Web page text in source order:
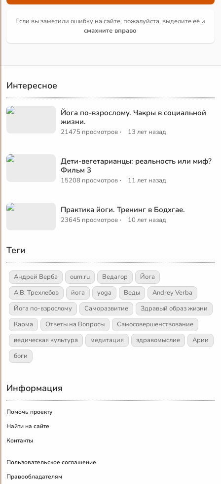
Если вы заметили ошибку на сайте, пожалуйста, выделите её и
смахните вправо
Интересное
Йога по-взрослому. Чакры в социальной
жизни.
21475 просмотров · 13 лет назад
Дети-вегетарианцы: реальность или миф?
Фильм 3
15208 просмотров · 11 лет назад
Практика йоги. Тренинг в Бодхгае.
23645 просмотров · 10 лет назад
Теги
Андрей Верба oum.ru Ведагор
Йога
А.В. Трехлебов
йога yoga Веды
Andrey Verba
Йога по-взрослому
Саморазвитие
Здравый образ жизни
Карма
Ответы на Вопросы
Самосовершенствование
ведическая культура
медитация здравомыслие
Арии
боги
Информация
Помочь проекту
Найти на сайте
Контакты
Пользовательское соглашение
Правообладателям